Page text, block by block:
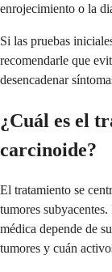
enrojecimiento o la
Si las pruebas
recomendarle que
desencadenar
¿Cuál es el
carcinoide?
El tratamiento se
tumores
médica depende de
tumores y cuán